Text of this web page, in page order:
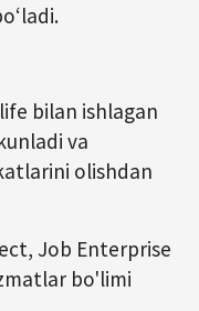
bilan ishlagan
va
olishdan
Job Enterprise
bo'limi